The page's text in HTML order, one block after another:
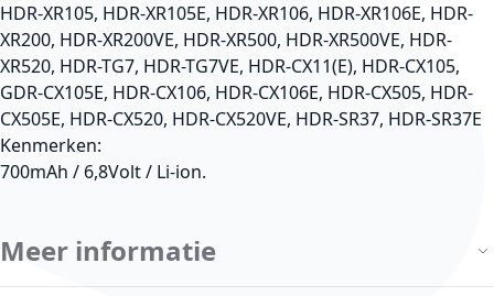
HDR-XR105, HDR-XR105E, HDR-XR106, HDR-XR106E, HDR-
XR200, HDR-XR200VE, HDR-XR500, HDR-XR500VE, HDR-
XR520, HDR-TG7, HDR-TG7VE, HDR-CX11(E), HDR-CX105,
GDR-CX105E, HDR-CX106, HDR-CX106E, HDR-CX505, HDR-
CX505E, HDR-CX520, HDR-CX520VE, HDR-SR37, HDR-SR37E
Kenmerken:
700mAh / 6,8Volt / Li-ion.
Meer informatie